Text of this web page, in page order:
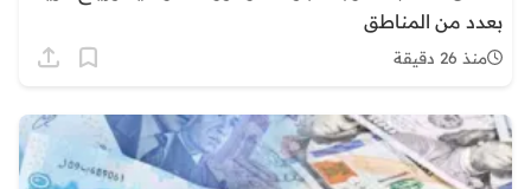
بعدد من المناطق
منذ 26 دقيقة